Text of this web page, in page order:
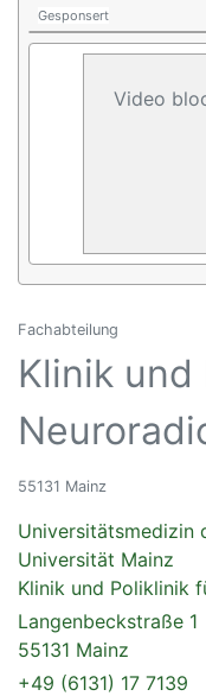
Gesponsert
Video
Fachabteilung
Klinik
55131 Mainz
Universitätsmedizin
Universität Mainz
Klinik und Poliklinik
Langenbeckstraße 1
55131 Mainz
+49 (6131) 17 7139